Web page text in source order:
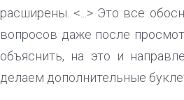
расширены. <...> Это все
вопросов даже после
объяснить, на это и
делаем дополнительные